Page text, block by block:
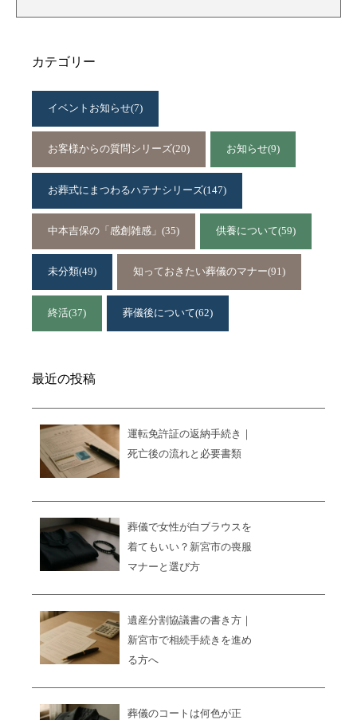
カテゴリー
イベントお知らせ(7)
お客様からの質問シリーズ(20) お知らせ(9)
お葬式にまつわるハテナシリーズ(147)
中本吉保の「感創雑感」 (35) 供養について(59)
未分類(49) 知っておきたい葬儀のマナー(91)
終活(37) 葬儀後について(62)
最近の投稿
運転免許証の返納手続き｜
死亡後の流れと必要書類
葬儀で女性が白ブラウスを
着てもいい？新宮市の喪服
マナーと選び方
遺産分割協議書の書き方｜
新宮市で相続手続きを進め
る方へ
葬儀のコートは何色が正